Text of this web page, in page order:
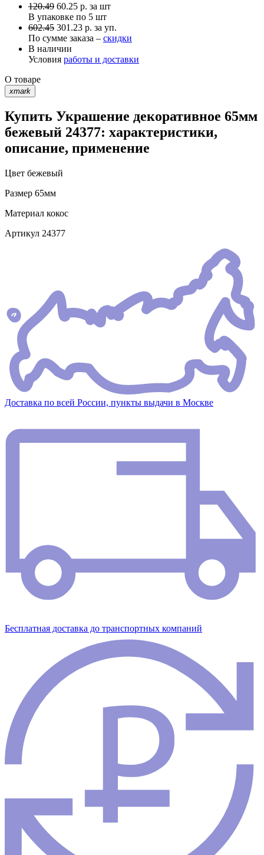
120.49 60.25 р. за шт
В упаковке по 5 шт
602.45 301.23 р. за уп.
По сумме заказа – скидки
В наличии
Условия работы и доставки
О товаре
xmark
Купить Украшение декоративное 65мм
бежевый 24377: характеристики,
описание, применение
Цвет бежевый
Размер 65мм
Материал кокос
Артикул 24377
Доставка по всей России, пункты выдачи в Москве
Бесплатная доставка до транспортных компаний